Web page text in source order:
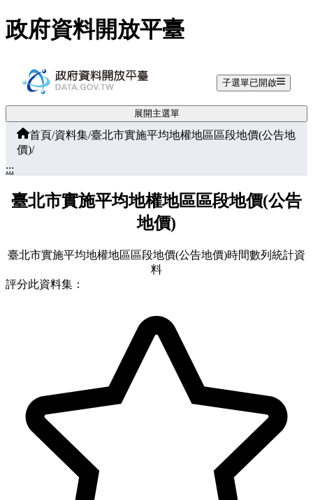
跳至主要內容
政府資料開放平臺
子選單已開啟
展開主選單
首頁/資料集/臺北市實施平均地權地區區段地價(公告地
價)/
:::
臺北市實施平均地權地區區段地價(公告
地價)
臺北市實施平均地權地區區段地價(公告地價)時間數列統計資
料
評分此資料集：